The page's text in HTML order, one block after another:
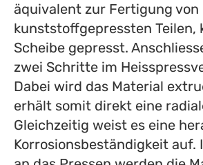
äquivalent zur Fertigung von
kunststoffgepressten Teilen,
Scheibe gepresst.
zwei Schritte im
Dabei wird das Material
erhält somit direkt eine
Gleichzeitig weist es eine
Korrosionsbeständigkeit auf.